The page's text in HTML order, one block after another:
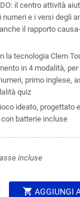
il centro attività
numeri e i versi degli
il rapporto
la tecnologia Clem
in 4 modalità,
primo inglese,
quiz
ideato, progettato
batterie incluse
incluse
shopping_cart AGGIUNGI